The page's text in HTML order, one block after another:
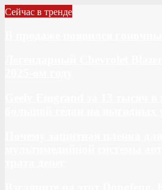
Сейчас в тренде